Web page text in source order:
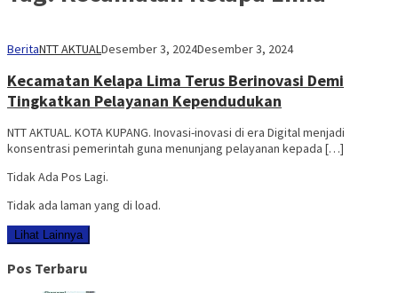
BeritaNTT AKTUALDesember 3, 2024Desember 3, 2024
Kecamatan Kelapa Lima Terus Berinovasi Demi
Tingkatkan Pelayanan Kependudukan
NTT AKTUAL. KOTA KUPANG. Inovasi-inovasi di era Digital menjadi
konsentrasi pemerintah guna menunjang pelayanan kepada […]
Tidak Ada Pos Lagi.
Tidak ada laman yang di load.
Lihat Lainnya
Pos Terbaru